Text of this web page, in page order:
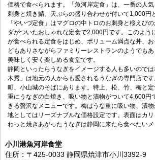
価格で食べられます。「魚河岸定食」は、一番の人
刺身と焼き鯖、天ぷらの盛り合わせが付いて1,000円
「やいづ定食」はマグロの中トロのお刺身と桜えび
ダがついたおしゃれな定食で2,000円です。このよう
が食べられる定食をはじめ、ボリューム満点な丼、
どもありさながらファミリーレストランのようでも
美味しく安く楽しめる食堂です。
静岡といったらうなぎをイメージする人も多いので
木秀」は地元の人からも愛されるうなぎの専門店で
町、小山城のそばにあります。特上、松、竹、梅と
重にうなぎの白焼き、吸い物と漬物がついて4,600円
きる贅沢なメニューです。梅はうな重に吸い物、漬
地としてはリーズナブルな価格設定です。表面はカ
わっと焼きあがったうなぎは静岡に来たら食べたいメ
小川港魚河岸食堂
住所：〒425-0033 静岡県焼津市小川3392-9